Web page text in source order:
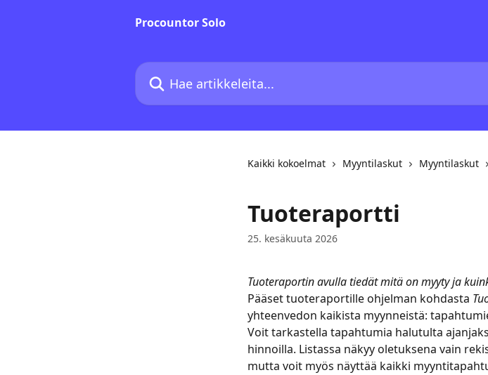
Procountor Solo
Hae artikkeleita...
Kaikki kokoelmat Myyntilaskut Myyntilaskut
Tuoteraportti
25. kesäkuuta 2026
Tuoteraportin avulla tiedät mitä on myyty ja
Pääset tuoteraportille ohjelman kohdasta
yhteenvedon kaikista myynneistä:
Voit tarkastella tapahtumia halutulta
hinnoilla. Listassa näkyy oletuksena vain
mutta voit myös näyttää kaikki